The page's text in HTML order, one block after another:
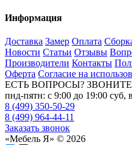
Информация
Доставка Замер Оплата
Новости Статьи Отзывы
Производители Контакты
Оферта Согласие на
ЕСТЬ ВОПРОСЫ?
пнд-пятн: с 9:00 до 19:00 суб,
8 (499) 350-50-29
8 (499) 964-44-11
Заказать звонок
«Мебель Я» © 2026